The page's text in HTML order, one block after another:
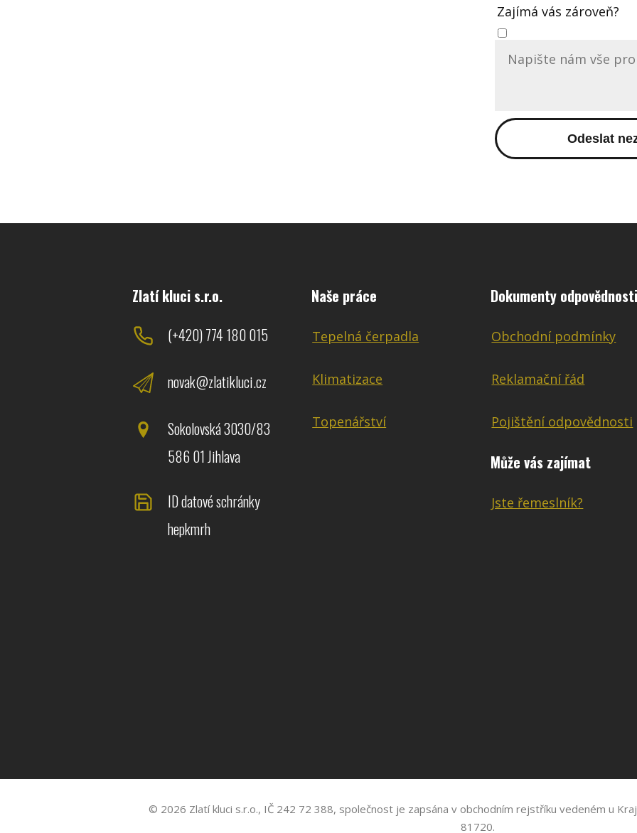
Zajímá vás zároveň?
Odeslat
Zlatí kluci s.r.o.
(+420) 774 180 015
novak@zlatikluci.cz
Sokolovská 3030/83
586 01 Jihlava
ID datové schránky
hepkmrh
Naše práce
Tepelná čerpadla
Klimatizace
Topenářství
Dokumenty
Obchodní podmínky
Reklamační řád
Pojištění odpovědnosti
Může vás zajímat
Jste řemeslník?
© 2026 Zlatí kluci s.r.o., IČ 242 72 388, společnost je zapsána v obchodním rejstříku vedeném u
81720.